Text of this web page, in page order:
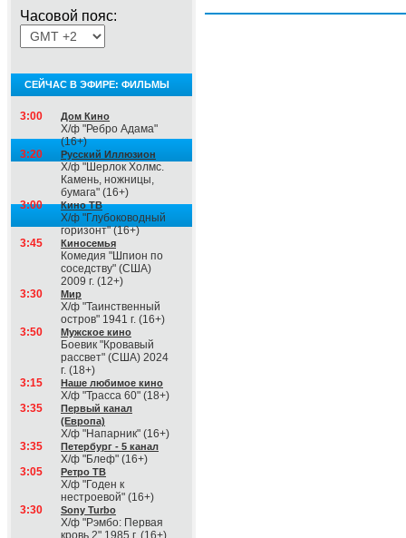
Часовой пояс:
СЕЙЧАС В ЭФИРЕ: ФИЛЬМЫ
3:00 Дом Кино
Х/ф "Ребро Адама"
(16+)
3:20
Русский Иллюзион
Х/ф "Шерлок Холмс.
Камень, ножницы,
бумага" (16+)
3:00
Кино ТВ
Х/ф "Глубоководный
горизонт" (16+)
3:45
Киносемья
Комедия "Шпион по
соседству" (США)
2009 г. (12+)
3:30
Мир
Х/ф "Таинственный
остров" 1941 г. (16+)
3:50
Мужское кино
Боевик "Кровавый
рассвет" (США) 2024
г. (18+)
3:15
Наше любимое кино
Х/ф "Трасса 60" (18+)
3:35
Первый канал
(Европа)
Х/ф "Напарник" (16+)
3:35
Петербург - 5 канал
Х/ф "Блеф" (16+)
3:05
Ретро ТВ
Х/ф "Годен к
нестроевой" (16+)
3:30
Sony Turbo
Х/ф "Рэмбо: Первая
кровь 2" 1985 г. (16+)